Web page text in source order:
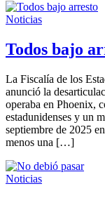
Noticias
Todos bajo
La Fiscalía de los
anunció la
operaba en Phoenix,
estadunidenses y un
septiembre de 2025
menos una […]
Noticias